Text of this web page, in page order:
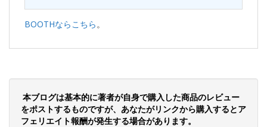
BOOTHならこちら。
本ブログは基本的に著者が自身で購入した商品のレビュー
をポストするものですが、あなたがリンクから購入するとア
フェリエイト報酬が発生する場合があります。